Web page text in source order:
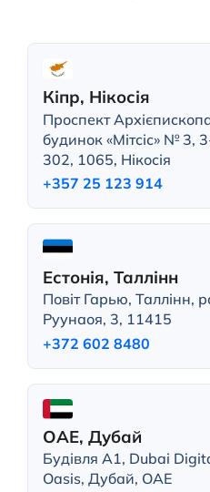
Кіпр, Нікосія
Проспект
будинок «Мітсіс» № 3,
302, 1065, Нікосія
+357 25 123 914
Естонія, Таллінн
Повіт Гарью, Таллінн,
Руунаоя, 3, 11415
+372 602 8480
ОАЕ, Дубай
Будівля A1, Dubai
Oasis, Дубай, ОАЕ